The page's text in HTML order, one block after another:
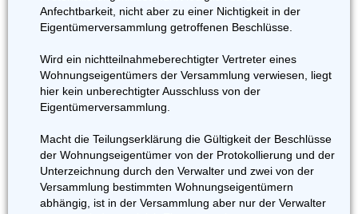
Anfechtbarkeit, nicht aber zu einer Nichtigkeit in der
Eigentümerversammlung getroffenen Beschlüsse.
Wird ein nichtteilnahmeberechtigter Vertreter eines
Wohnungseigentümers der Versammlung verwiesen, liegt
hier kein unberechtigter Ausschluss von der
Eigentümerversammlung.
Macht die Teilungserklärung die Gültigkeit der Beschlüsse
der Wohnungseigentümer von der Protokollierung und der
Unterzeichnung durch den Verwalter und zwei von der
Versammlung bestimmten Wohnungseigentümern
abhängig, ist in der Versammlung aber nur der Verwalter